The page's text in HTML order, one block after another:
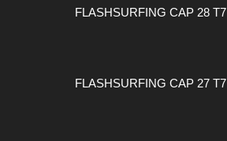
FLASHSURFING CAP 28 T7
FLASHSURFING CAP 27 T7